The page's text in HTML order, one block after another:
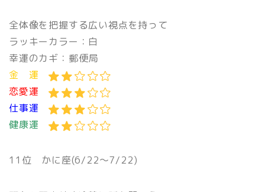
全体像を把握する広い視点を持って
ラッキーカラー：白
幸運のカギ：郵便局
金 運
恋愛運
仕事運
健康運
11位 かに座(6/22〜7/22)